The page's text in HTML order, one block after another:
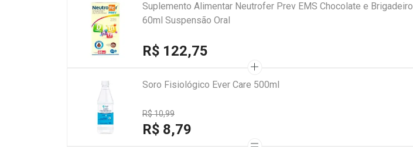
Suplemento Alimentar Neutrofer Prev EMS Chocolate e Brigadeiro
60ml Suspensão Oral
R$ 122,75
Soro Fisiológico Ever Care 500ml
R$ 10,99
R$ 8,79